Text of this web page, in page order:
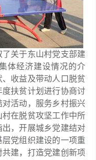
关于东山村党支部建
体经济建设情况的介
收益及带动人口脱贫
扶贫计划进行协商讨
活动，服务乡村振兴
在脱贫攻坚工作中所
，开展城乡党建结对
党组织建设的一项重
建，打造党建创新项